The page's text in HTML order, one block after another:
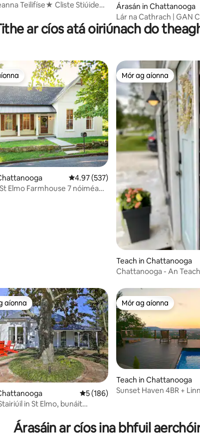
Teilifíse★ Cliste Stiúideo
Árasán in Chattanooga
Lár na Cathrach | GAN
Seiceáil Amach | Páirceáil
| Leaba RÍOGA
ar cíos atá oiriúnach do
léirmheas
Meánrátáil 4.97 as 5, 537 léirmheas
4.97 (537)
Elmo Farmhouse 7 nóiméad
Mór ag aíonna
Mór ag aíonna
Teach in Chattanooga
Chattanooga - An
léirmheas
ag aíonna
aíonna
Meánrátáil 5 as 5, 186 léirmheas
5 (186)
in St Elmo, bunáit
Mór ag aíonna
Mór ag aíonna
Teach in Chattanooga
Sunset Haven 4BR +
Árasáin ar cíos ina bhfuil